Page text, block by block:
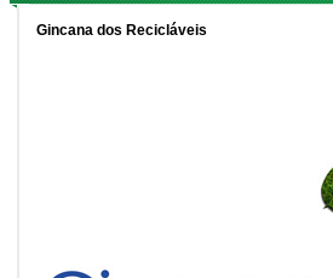
Gincana dos Recicláveis